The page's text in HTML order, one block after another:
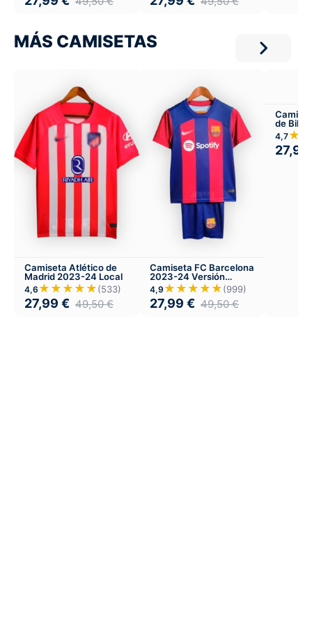
MÁS CAMISETAS
Camiseta Atlético de
Madrid 2023-24 Local
4,6 ★★★★★(533)
27,99 € 49,50€
Camiseta FC Barcelona
2023-24 Versión
Infantil Local
4,9 ★★★★★(999)
27,99 € 49,50€
de
4,7
27,99